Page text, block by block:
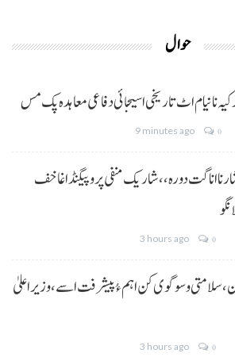
حوال
نا نیام اٹ تاریخی اسیجائی دفاعی معاہدہ پک مس
9 minutes ago 0
نا اناگت دورہ،، شاریک منفی پروپیگنڈا غا خف
3 hours ago 0
سلامتی و سوگوی کن اہم ءُ پیشرفت اسے،وزیراعلیٰ
3 hours ago 0